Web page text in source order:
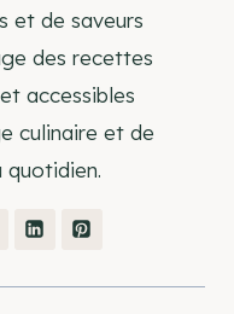
et de saveurs
des recettes
accessibles
culinaire et de
quotidien.